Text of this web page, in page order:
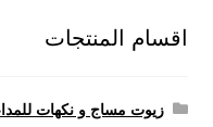
لانجيري مثير
اقسام المنتجات
زيوت مساج و نكهات